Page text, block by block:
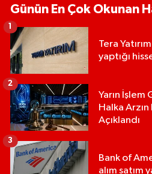
Günün En Çok Okunan
Tera
yaptığı
Yarın İşlem
Halka
Açıklandı
2
Bank of
alım satım
3